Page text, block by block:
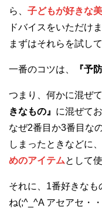
ら、 子どもが好きな
ドバイスをいただけま
まずはそれらを試し
一番のコツは、 『予
つまり、何かに混ぜ
きなもの』 に混ぜて
なぜ2番目か3番目な
しまったときなどに、
めのアイテムとして
それに、1番好きな
ね(;^_^A アセアセ・・